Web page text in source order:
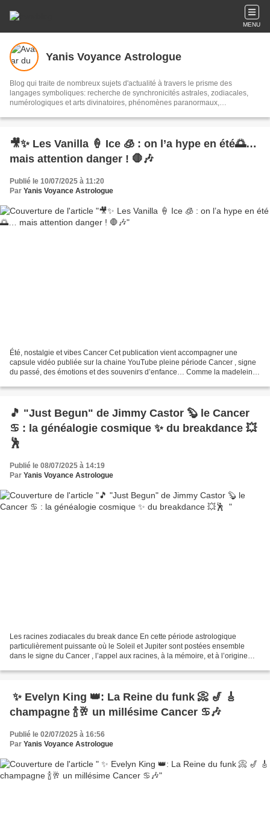
MENU
Yanis Voyance Astrologue
Blog qui traite de nombreux sujets d'actualité à travers le prisme des
langages symboliques: recherche de synchronicités astrales, zodiacales,
numérologiques et arts divinatoires, phénomènes paranormaux,
🎥✨ Les Vanilla 🍦 Ice 🧊 : on l’a hype en été🌅…
mais attention danger ! 🛑🎶
Publié le 10/07/2025 à 11:20
Par Yanis Voyance Astrologue
Été, nostalgie et vibes Cancer Cet publication vient accompagner une
capsule vidéo publiée sur la chaine YouTube pleine période Cancer , signe
du passé, des émotions et des souvenirs d’enfance… Comme la madeleine
🎵 "Just Begun" de Jimmy Castor 🦫 le Cancer
♋ : la généalogie cosmique ✨ du breakdance 💥
🕺
Publié le 08/07/2025 à 14:19
Par Yanis Voyance Astrologue
Les racines zodiacales du break dance En cette période astrologique
particulièrement puissante où le Soleil et Jupiter sont postées ensemble
dans le signe du Cancer , l’appel aux racines, à la mémoire, et à l’origine
✨ Evelyn King 👑: La Reine du funk 📀 🎷 🎸
champagne 🍾🥂 un millésime Cancer ♋🎶
Publié le 02/07/2025 à 16:56
Par Yanis Voyance Astrologue